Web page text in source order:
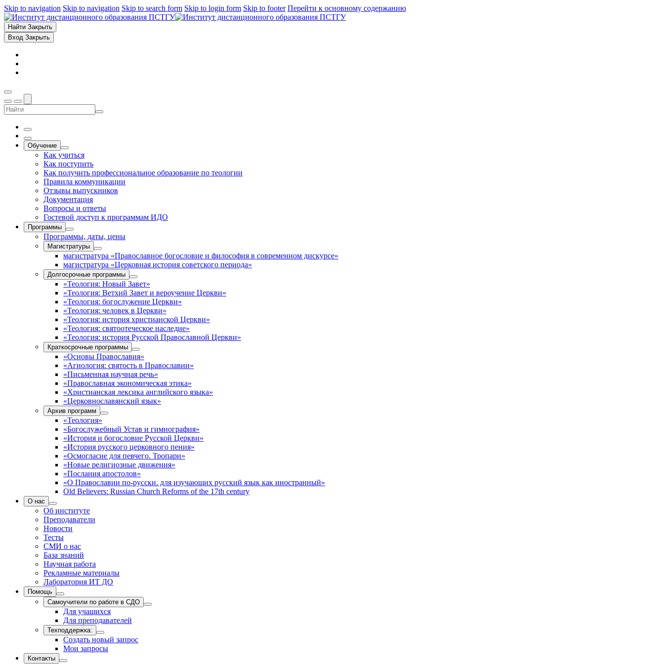
Skip to navigation Skip to navigation Skip to search form Skip to login form Skip to footer Перейти к основному содержанию
Найти Закрыть
Вход Закрыть
Обучение
Как учиться
Как поступить
Как получить профессиональное образование по теологии
Правила коммуникации
Отзывы выпускников
Документация
Вопросы и ответы
Гостевой доступ к программам ИДО
Программы
Программы, даты, цены
Магистратуры
магистратура «Православное богословие и философия в современном дискурсе»
магистратура «Церковная история советского периода»
Долгосрочные программы
«Теология: Новый Завет»
«Теология: Ветхий Завет и вероучение Церкви»
«Теология: богослужение Церкви»
«Теология: человек в Церкви»
«Теология: история христианской Церкви»
«Теология: святоотеческое наследие»
«Теология: история Русской Православной Церкви»
Краткосрочные программы
«Основы Православия»
«Агиология: святость в Православии»
«Письменная научная речь»
«Православная экономическая этика»
«Христианская лексика английского языка»
«Церковнославянский язык»
Архив программ
«Теология»
«Богослужебный Устав и гимнография»
«История и богословие Русской Церкви»
«История русского церковного пения»
«Осмогласие для певчего. Тропари»
«Новые религиозные движения»
«Послания апостолов»
«О Православии по-русски. для изучающих русский язык как иностранный»
Old Believers: Russian Church Reforms of the 17th century
О нас
Об институте
Преподаватели
Новости
Тесты
СМИ о нас
База знаний
Научная работа
Рекламные материалы
Лаборатория ИТ ДО
Помощь
Самоучители по работе в СДО
Для учащихся
Для преподавателей
Техподдержка:
Создать новый запрос
Мои запросы
Контакты